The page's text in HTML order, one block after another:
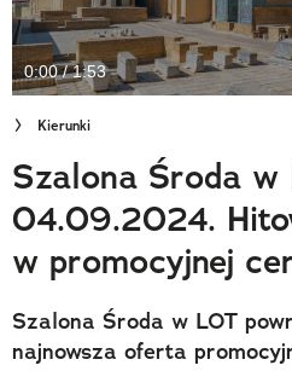
Newsletter
Cuda Polski
Wielki Konkurs Fotograficzny
Trendbook Podróżniczy
Polecane
0:00 / 1:53
Kierunki
Szalona Środa w
04.09.2024.
w promocyjnej
Szalona Środa w LOT
najnowsza oferta